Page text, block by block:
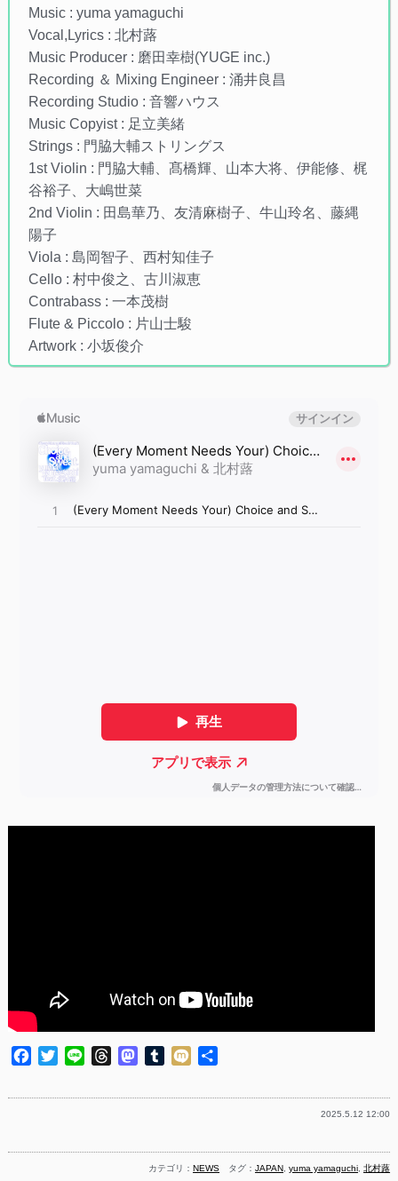
Music : yuma yamaguchi
Vocal,Lyrics : 北村蕗
Music Producer : 磨田幸樹(YUGE inc.)
Recording ＆ Mixing Engineer : 涌井良昌
Recording Studio : 音響ハウス
Music Copyist : 足立美緒
Strings : 門脇大輔ストリングス
1st Violin : 門脇大輔、髙橋輝、山本大将、伊能修、梶
谷裕子、大嶋世菜
2nd Violin : 田島華乃、友清麻樹子、牛山玲名、藤縄
陽子
Viola : 島岡智子、西村知佳子
Cello : 村中俊之、古川淑恵
Contrabass : 一本茂樹
Flute & Piccolo : 片山士駿
Artwork : 小坂俊介
Facebook
TwitterLine ThreadsMastodon
Tumblr
Mixi
2025.5.12 12:00
カテゴリ：NEWS タグ：JAPAN,yuma yamaguchi,北村蕗